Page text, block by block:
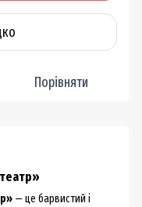
Порівняти
— це барвистий і